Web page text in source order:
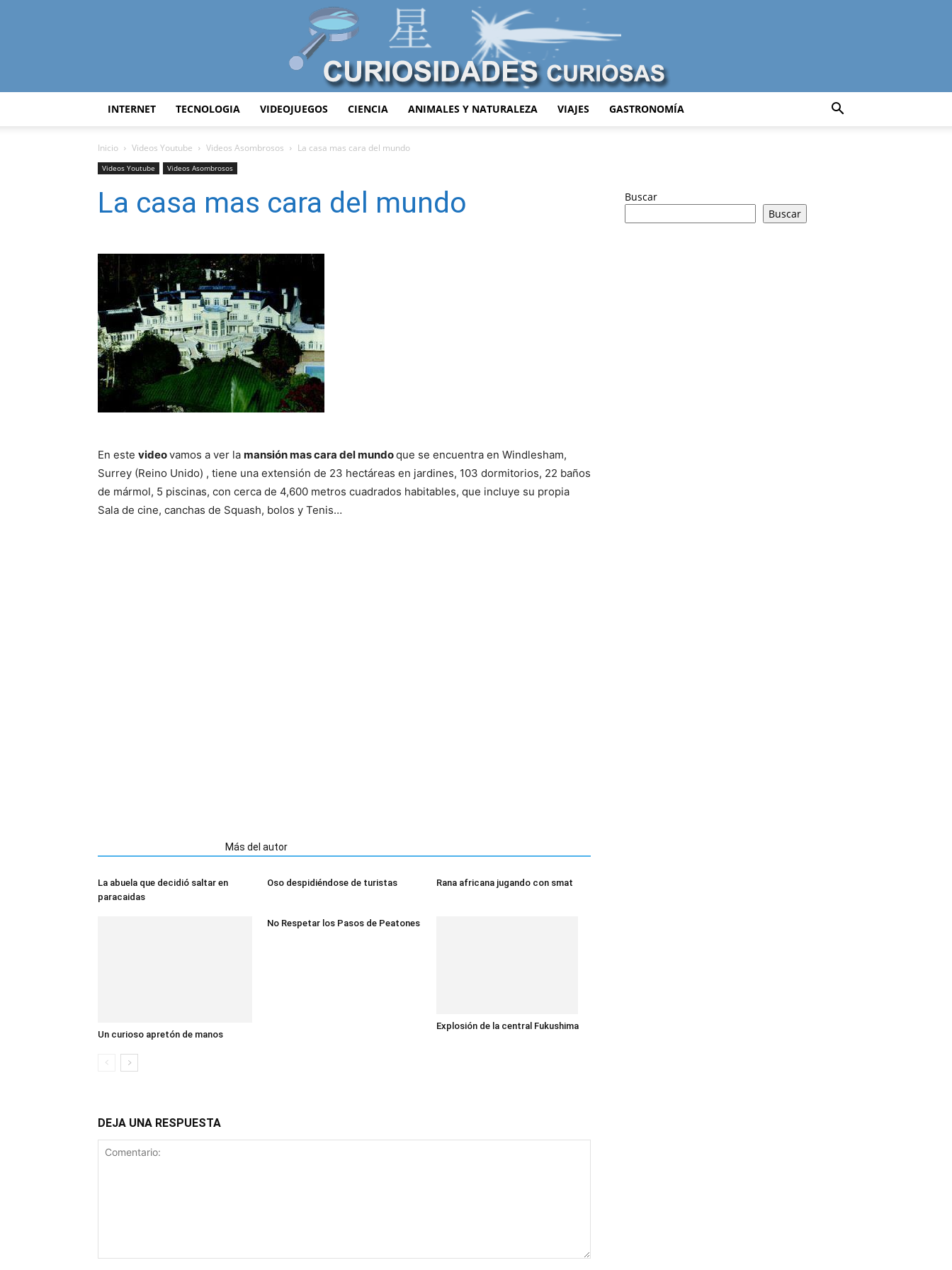
INTERNET TECNOLOGIA VIDEOJUEGOS CIENCIA ANIMALES Y NATURALEZA VIAJES GASTRONOMÍA
Inicio Videos Youtube Videos Asombrosos La casa mas cara del mundo
Videos Youtube Videos Asombrosos
La casa mas cara del mundo
En este videovamos a ver la mansión mas cara del mundoque se encuentra en Windlesham,
Surrey (Reino Unido) , tiene una extensión de 23 hectáreas en jardines, 103 dormitorios, 22 baños
de mármol, 5 piscinas, con cerca de 4,600 metros cuadrados habitables, que incluye su propia
Sala de cine, canchas de Squash, bolos y Tenis…
Más del autor
La abuela que decidió saltar en
paracaidas
Oso despidiéndose de turistas Rana africana jugando con smat
Un curioso apretón de manos
No Respetar los Pasos de Peatones
Explosión de la central Fukushima
DEJA UNA RESPUESTA
Buscar
Buscar